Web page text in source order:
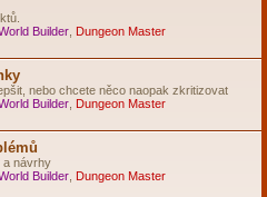
Builder Dungeon Master
nebo chcete něco naopak zkritizovat
Builder Dungeon Master
a návrhy
Builder Dungeon Master